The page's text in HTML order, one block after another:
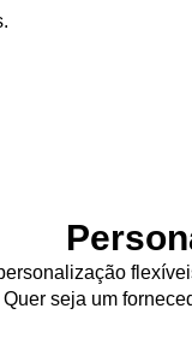
seja um